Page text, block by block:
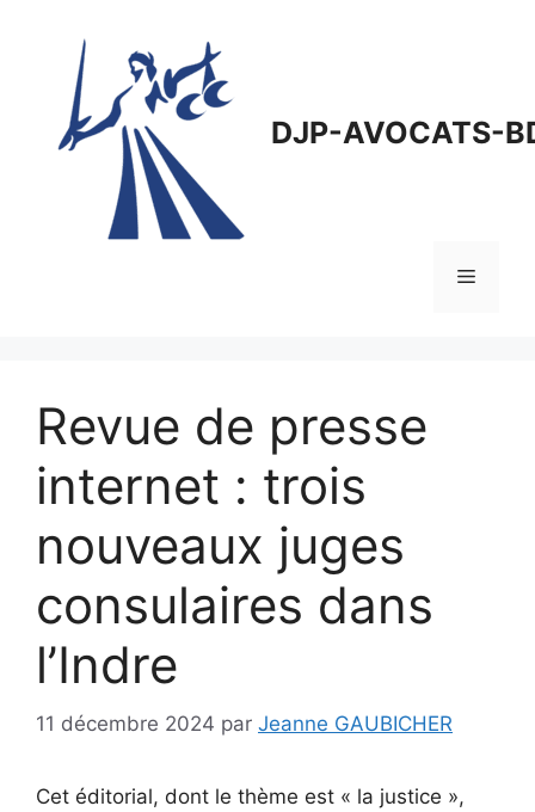
DJP-AVOCATS-
Menu
Revue de presse
internet : trois
nouveaux juges
consulaires dans
l’Indre
11 décembre 2024 par Jeanne GAUBICHER
Cet éditorial, dont le thème est « la justice »,